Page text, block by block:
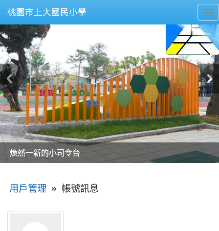
桃園市上大國民小學
美麗的操場是我們活力的來源
美麗的操場是我們活力的來源
煥然一新的小司令台
煥然一新的小司令台
富含桃園埤塘田園風光意象的中廊
富含桃園埤塘田園風光意象的中廊
嶄新的中庭廣場
嶄新的中庭廣場
水生池生生不息
水生池生生不息
用戶管理 » 帳號訊息